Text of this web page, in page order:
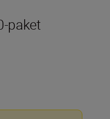
paket